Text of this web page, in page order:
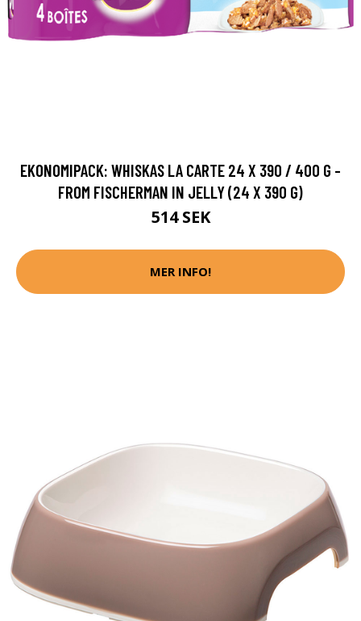
EKONOMIPACK: WHISKAS LA CARTE 24 X 390 / 400 G -
FROM FISCHERMAN IN JELLY (24 X 390 G)
514 SEK
MER INFO!